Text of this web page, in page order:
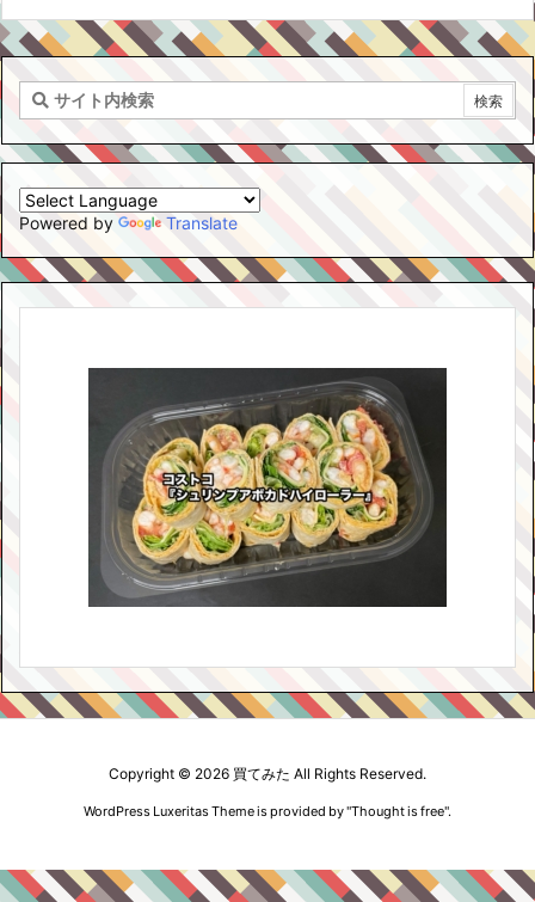
Powered by Translate
Copyright © 2026 買てみた All Rights Reserved.
WordPress Luxeritas Theme is provided by "Thought is free".